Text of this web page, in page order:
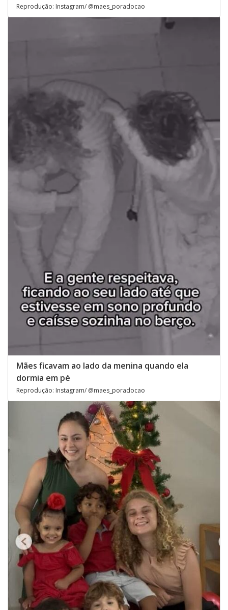
Reprodução: Instagram/ @maes_poradocao
Mães ficavam ao lado da menina quando ela
dormia em pé
Reprodução: Instagram/ @maes_poradocao